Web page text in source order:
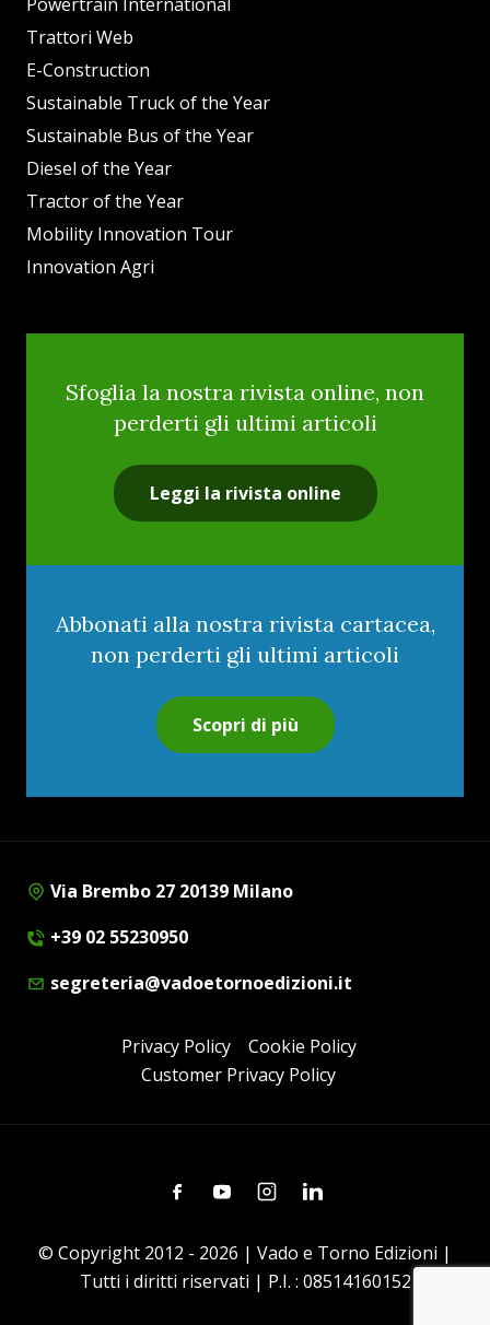
Trattori Web
E-Construction
Sustainable Truck of the Year
Sustainable Bus of the Year
Diesel of the Year
Tractor of the Year
Mobility Innovation Tour
Innovation Agri
Sfoglia la nostra rivista online, non
perderti gli ultimi articoli
Leggi la rivista online
Abbonati alla nostra rivista cartacea,
non perderti gli ultimi articoli
Scopri di più
Via Brembo 27 20139 Milano
+39 02 55230950
segreteria@vadoetornoedizioni.it
Privacy Policy
Cookie Policy
Customer Privacy Policy
FacebookYoutubeInstagramLinkedin
© Copyright 2012 - 2026 | Vado e Torno Edizioni |
Tutti i diritti riservati | P.I. : 08514160152